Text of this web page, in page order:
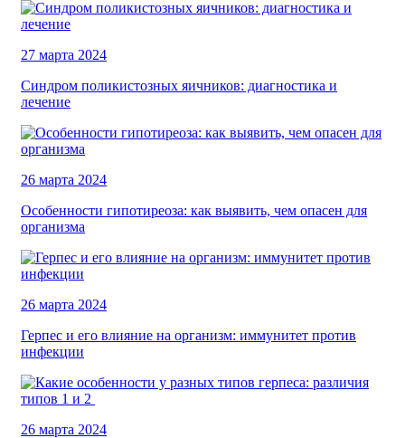
27 марта 2024
Синдром поликистозных яичников: диагностика и
лечение
26 марта 2024
Особенности гипотиреоза: как выявить, чем опасен для
организма
26 марта 2024
Герпес и его влияние на организм: иммунитет против
инфекции
26 марта 2024